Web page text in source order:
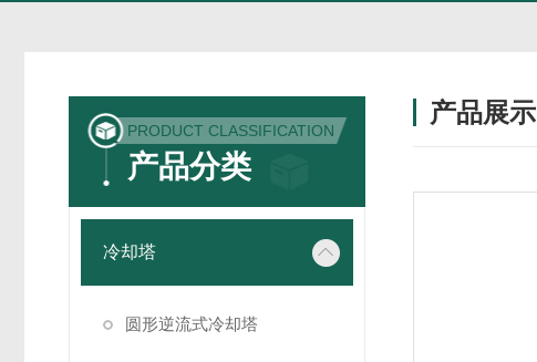
PRODUCT CLASSIFICATION
产品分类
冷却塔
圆形逆流式冷却塔
产品展示